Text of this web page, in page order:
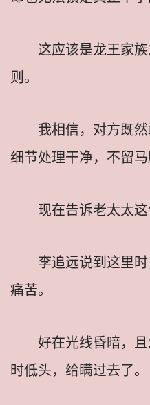
这应该是龙王家
则。
我相信，对方既
细节处理干净，不留马
现在告诉老太太这
李追远说到这里
痛苦。
好在光线昏暗，
时低头，给瞒过去了。